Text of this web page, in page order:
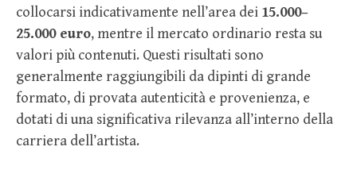
collocarsi indicativamente nell’area dei 15.000–
25.000 euro, mentre il mercato ordinario resta su
valori più contenuti. Questi risultati sono
generalmente raggiungibili da dipinti di grande
formato, di provata autenticità e provenienza, e
dotati di una significativa rilevanza all’interno della
carriera dell’artista.